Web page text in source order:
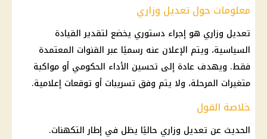
معلومات حول تعديل وزاري
تعديل وزاري هو إجراء دستوري يخضع لتقديرالقيادة
السياسية، ويتم الإعلان عنه رسميًا عبر القنوات المعتمدة
فقط. ويهدف عادة إلى تحسين الأداء الحكومي أو مواكبة
متغيرات المرحلة، ولا يتم وفق تسريبات أو توقعات إعلامية.
خلاصة القول
الحديث عن تعديل وزاري حاليًا يظل في إطار التكهنات.